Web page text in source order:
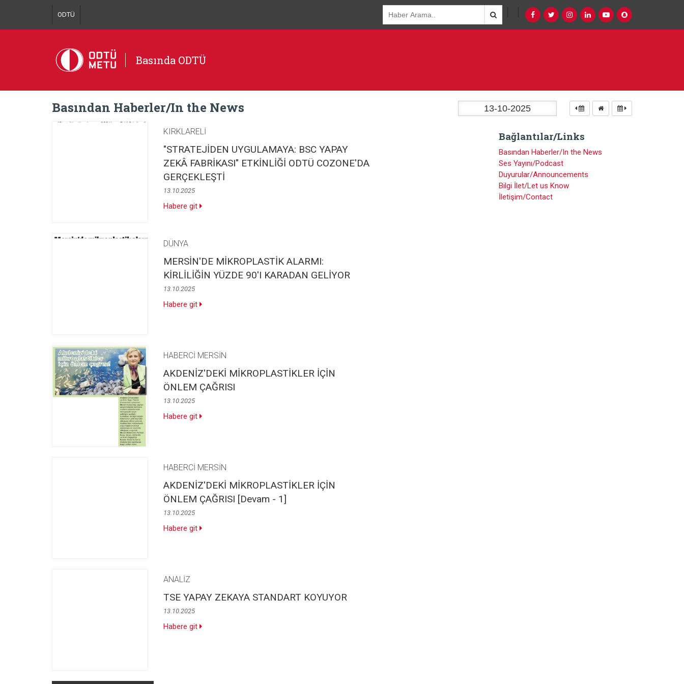
ODTÜ
Basında ODTÜ
Basından Haberler/In the News
KIRKLARELİ
"STRATEJİDEN UYGULAMAYA: BSC YAPAY
ZEKÂ FABRİKASI" ETKİNLİĞİ ODTÜ COZONE'DA
GERÇEKLEŞTİ
13.10.2025
Habere git
DÜNYA
MERSİN'DE MİKROPLASTİK ALARMI:
KİRLİLİĞİN YÜZDE 90'I KARADAN GELİYOR
13.10.2025
Habere git
HABERCİ MERSİN
AKDENİZ'DEKİ MİKROPLASTİKLER İÇİN
ÖNLEM ÇAĞRISI
13.10.2025
Habere git
HABERCİ MERSİN
AKDENİZ'DEKİ MİKROPLASTİKLER İÇİN
ÖNLEM ÇAĞRISI [Devam - 1]
13.10.2025
Habere git
ANALİZ
TSE YAPAY ZEKAYA STANDART KOYUYOR
13.10.2025
Habere git
Bağlantılar/Links
Basından Haberler/In the News
Ses Yayını/Podcast
Duyurular/Announcements
Bilgi İlet/Let us Know
İletişim/Contact